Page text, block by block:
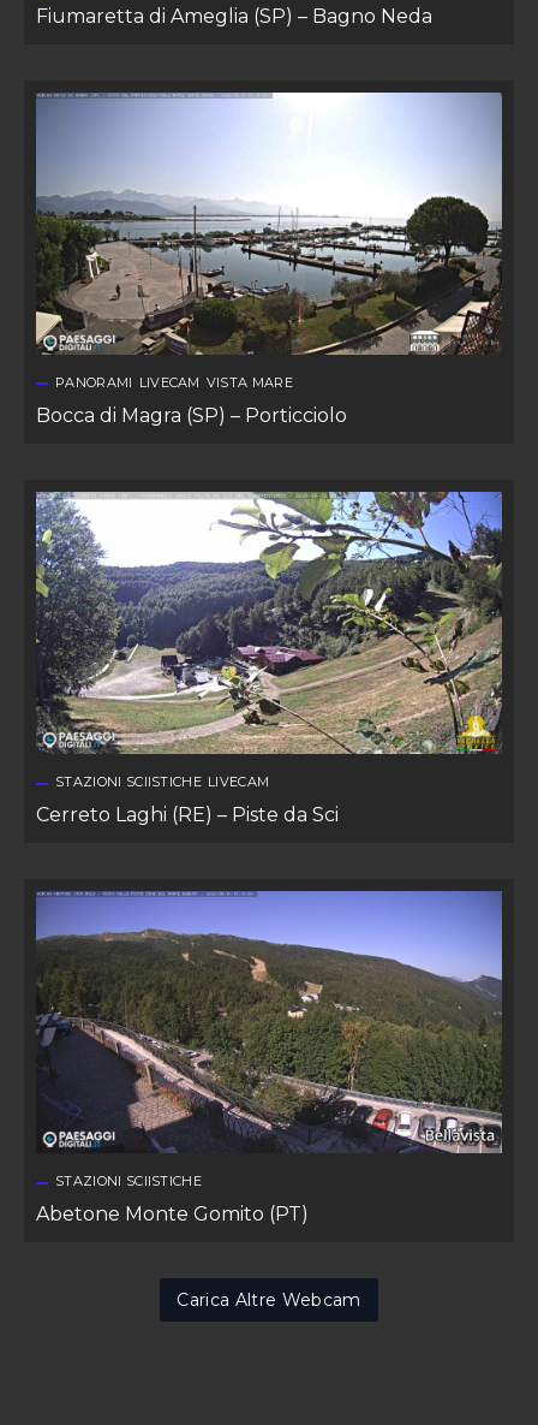
Fiumaretta di Ameglia (SP) – Bagno Neda
PANORAMI LIVECAM VISTA MARE
Bocca di Magra (SP) – Porticciolo
STAZIONI SCIISTICHE LIVECAM
Cerreto Laghi (RE) – Piste da Sci
STAZIONI SCIISTICHE
Abetone Monte Gomito (PT)
Carica Altre Webcam